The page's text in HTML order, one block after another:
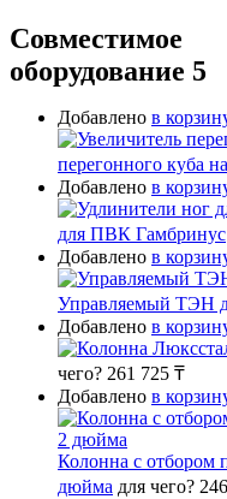
Совместимое
оборудование 5
Добавлено в
перегонного куба
Добавлено в
для ПВК Гамбринус
Добавлено в
Управляемый ТЭН
Добавлено в
чего? 261 725 ₸
Добавлено в
Колонна с отбором
дюйма для чего?